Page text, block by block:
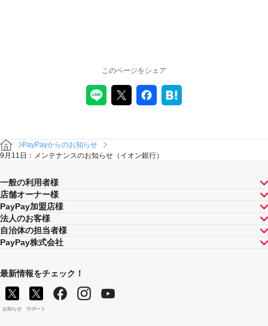
このページをシェア
PayPayからのお知らせ
9月11日：メンテナンスのお知らせ（イオン銀行）
一般の利用者様
店舗オーナー様
PayPay加盟店様
法人のお客様
自治体の担当者様
PayPay株式会社
最新情報をチェック！
お知らせ サポート